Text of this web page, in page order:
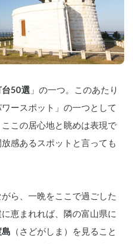
台50選 」の一つ。このあたり
ースポット」の一つとして
この居心地と眺めは表現で
感あるスポットと言っても
ら、一晩をここで過ごした
恵まれれば、隣の富山県に
（さどがしま）を見ること